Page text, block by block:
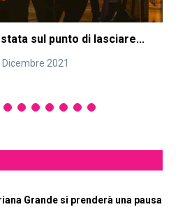
sul punto di lasciare...
Dicembre 2021
Grande si prenderà una pausa